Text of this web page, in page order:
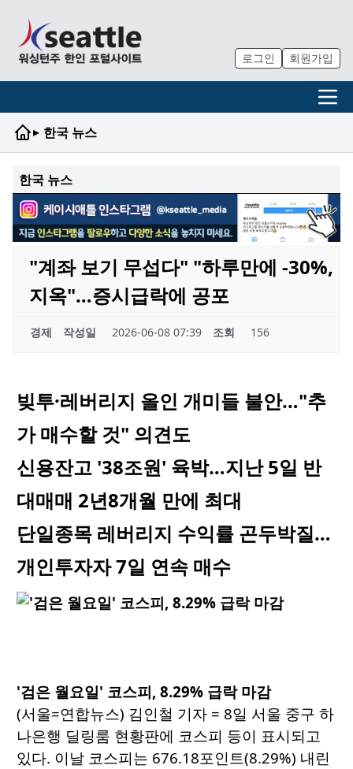
로그인 회원가입
▸ 한국 뉴스
한국 뉴스
"계좌 보기 무섭다" "하루만에 -30%,
지옥"…증시급락에 공포
경제 작성일 2026-06-08 07:39 조회 156
빚투·레버리지 올인 개미들 불안…"추
가 매수할 것" 의견도
신용잔고 '38조원' 육박…지난 5일 반
대매매 2년8개월 만에 최대
단일종목 레버리지 수익률 곤두박질…
개인투자자 7일 연속 매수
'검은 월요일' 코스피, 8.29% 급락 마감
(서울=연합뉴스) 김인철 기자 = 8일 서울 중구 하
나은행 딜링룸 현황판에 코스피 등이 표시되고
있다. 이날 코스피는 676.18포인트(8.29%) 내린